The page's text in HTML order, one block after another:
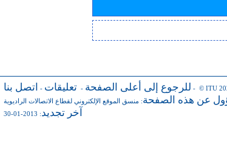
للرجوع إلى أعلى الصفحة - تعليقات - اتصل بنا - © ITU
عن هذه الصفحة: منسق الموقع الإلكتروني لقطاع الاتصالات الراديوية
آخر تجديد: 2013-01-30